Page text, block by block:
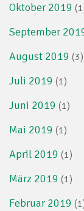
Oktober 2019
September
August 2019 (3)
Juli 2019 (1)
Juni 2019 (1)
Mai 2019 (1)
April 2019 (1)
März 2019 (1)
Februar 2019